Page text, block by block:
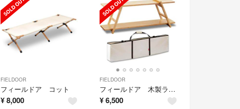
FIELDOOR
フィールドア コット
¥ 8,000
FIELDOOR
フィールドア 木製ラック
¥6,500